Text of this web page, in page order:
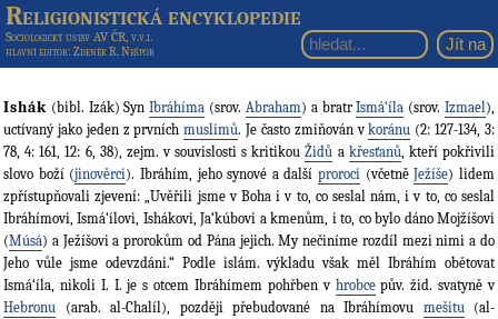
Religionistická encyklopedie
Sociologický ústav AV ČR, v.v.i.
hlavní editor: Zdeněk R. Nešpor
Ishák (bibl. Izák) SynIbráhíma (srov. Abraham) a bratrIsmá‘íla (srov.Izmael),
uctívaný jako jeden z prvníchmuslimů. Je často zmiňován vkoránu (2: 127-134, 3:
78, 4: 161, 12: 6, 38), zejm. v souvislosti s kritikouŽidů a křesťanů, kteří pokřivili
slovo boží (jinověrci). Ibráhím, jeho synové a dalšíproroci (včetněJežíše) lidem
zpřístupňovali zjevení: „Uvěřili jsme v Boha i v to, co seslal nám, i v to, co seslal
Ibráhímovi, Ismá‘ílovi, Ishákovi, Ja‘kúbovi a kmenům, i to, co bylo dáno Mojžíšovi
(Músá) a Ježíšovi a prorokům od Pána jejich. My nečiníme rozdíl mezi nimi a do
Jeho vůle jsme odevzdáni.“ Podle islám. výkladu však měl Ibráhím obětovat
Ismá‘íla, nikoli I. I. je s otcem Ibráhímem pohřben v hrobcepův. žid. svatyně v
Hebronu (arab. al-Chalíl), později přebudované na Ibráhímovu mešitu(al-